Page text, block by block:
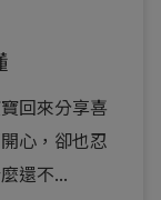
回來分享喜
心，卻也忍
還不...